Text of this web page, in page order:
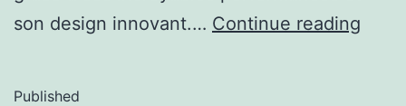
son design innovant.… Continue reading
Published